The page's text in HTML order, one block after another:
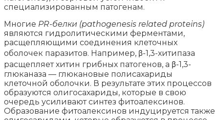
специализированным патогенам.
Многие PR-белки (pathogenesis related proteins)
являются гидролитическими ферментами,
расщепляющими соединения клеточных
оболочек паразитов. Например, β-1,3-хитипаза
расщепляет хитин грибных патогенов, а β-1,3-
глюканаза — глюкановые полисахариды
клеточной оболочки. В результате этих процессов
образуются олигосахариды, которые в свою
очередь усиливают синтез фитоалексинов.
Образование фитоалексинов индуцируется также